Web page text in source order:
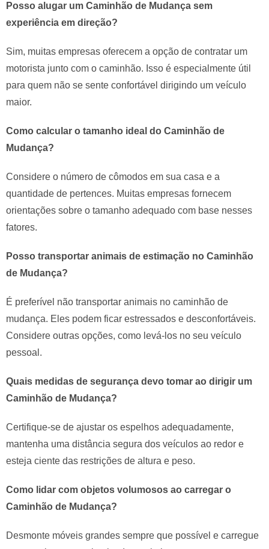
Posso alugar um Caminhão de Mudança sem
experiência em direção?
Sim, muitas empresas oferecem a opção de contratar um
motorista junto com o caminhão. Isso é especialmente útil
para quem não se sente confortável dirigindo um veículo
maior.
Como calcular o tamanho ideal do Caminhão de
Mudança?
Considere o número de cômodos em sua casa e a
quantidade de pertences. Muitas empresas fornecem
orientações sobre o tamanho adequado com base nesses
fatores.
Posso transportar animais de estimação no Caminhão
de Mudança?
É preferível não transportar animais no caminhão de
mudança. Eles podem ficar estressados e desconfortáveis.
Considere outras opções, como levá-los no seu veículo
pessoal.
Quais medidas de segurança devo tomar ao dirigir um
Caminhão de Mudança?
Certifique-se de ajustar os espelhos adequadamente,
mantenha uma distância segura dos veículos ao redor e
esteja ciente das restrições de altura e peso.
Como lidar com objetos volumosos ao carregar o
Caminhão de Mudança?
Desmonte móveis grandes sempre que possível e carregue